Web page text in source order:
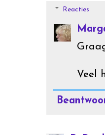
Reacties
Veel